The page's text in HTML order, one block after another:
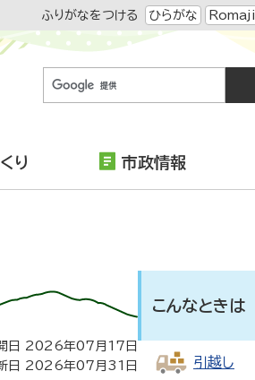
ふりがなをつける ひらがな Romaji
り 市政情報
日 2026年07月17日
日 2026年07月31日
こんなときは
引越し